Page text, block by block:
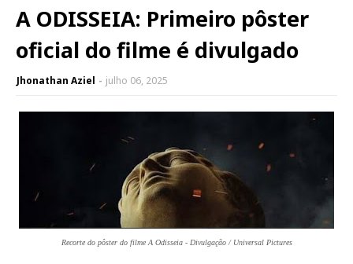
A ODISSEIA: Primeiro pôster
oficial do filme é divulgado
Jhonathan Aziel julho 06, 2025
Recorte do pôster do filme A Odisseia - Divulgação / Universal Pictures